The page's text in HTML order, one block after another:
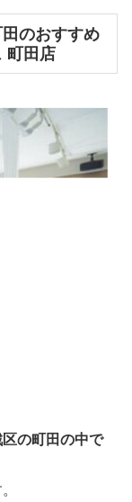
のおすすめ
町田店
の町田の中で